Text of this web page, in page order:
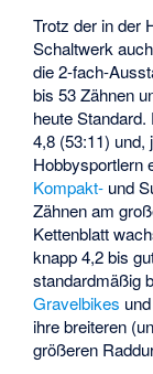
Trotz der in der
Schaltwerk
die 2-fach-
bis 53 Zähnen
heute
4,8 (53:11)
Hobbysportlern
Kompakt- und
Zähnen am
Kettenblatt
knapp 4,2 bis
standardmäßig
Gravelbikes
ihre breiteren
größeren